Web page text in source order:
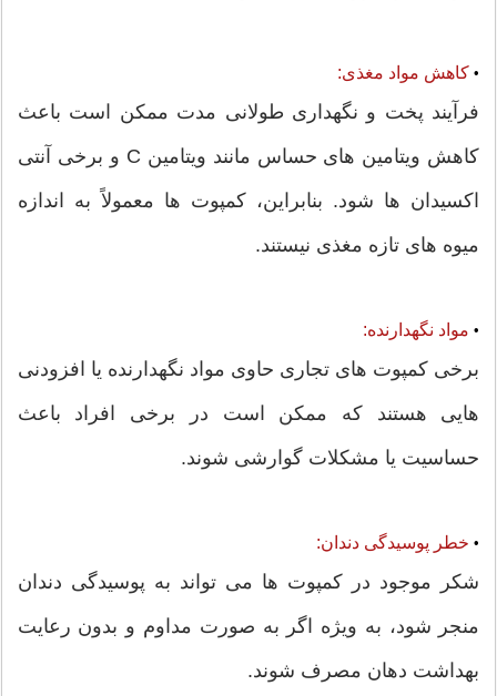
• کاهش مواد مغذی:
فرآیند پخت و نگهداری طولانی مدت ممکن است باعث
کاهش ویتامین های حساس مانند ویتامین C و برخی آنتی
اکسیدان ها شود. بنابراین، کمپوت ها معمولاً به اندازه
میوه های تازه مغذی نیستند.
• مواد نگهدارنده:
برخی کمپوت های تجاری حاوی مواد نگهدارنده یا افزودنی
هایی هستند که ممکن است در برخی افراد باعث
حساسیت یا مشکلات گوارشی شوند.
• خطر پوسیدگی دندان:
شکر موجود در کمپوت ها می تواند به پوسیدگی دندان
منجر شود، به ویژه اگر به صورت مداوم و بدون رعایت
بهداشت دهان مصرف شوند.